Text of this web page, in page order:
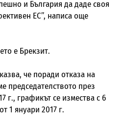
и България да даде своя
ЕС”, написа още
е Брекзит.
че поради отказа на
председателството през
г., графикът се измества с 6
1 януари 2017 г.